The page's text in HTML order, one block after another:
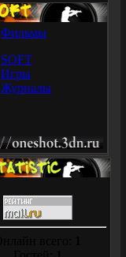
Фильмы
SOFT
Игры
Журналы